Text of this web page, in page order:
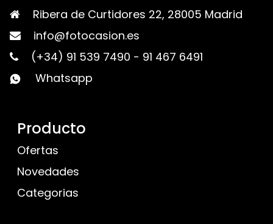
Ribera de Curtidores 22, 28005 Madrid
info@fotocasion.es
(+34) 91 539 7490 - 91 467 6491
Whatsapp
Producto
Ofertas
Novedades
Categorias